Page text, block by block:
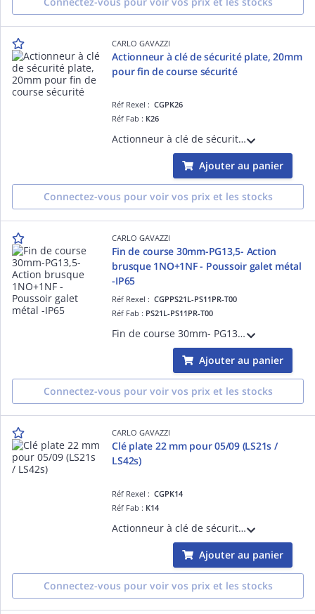
CARLO GAVAZZI
Actionneur à clé de sécurité plate, 20mm
pour fin de course sécurité
Réf Rexel :CGPK26
Réf Fab : K26
Actionneur à clé de sécurité plate, 20mm pour interrupteur fin de course électromécanique de sécurité
Ajouter au panier
Connectez-vous pour voir vos prix et les stocks
CARLO GAVAZZI
Fin de course 30mm-PG13,5- Action
brusque 1NO+1NF - Poussoir galet métal
-IP65
Réf Rexel :CGPPS21L-PS11PR-T00
Réf Fab : PS21L-PS11PR-T00
Fin de course 30mm- PG13,5 - Action brusque 1NO+1NF - Poussoir galet métal - Corps et tête en thermoplastique - IP65
Ajouter au panier
Connectez-vous pour voir vos prix et les stocks
CARLO GAVAZZI
Clé plate 22 mm pour 05/09 (LS21s /
LS42s)
Réf Rexel :CGPK14
Réf Fab : K14
Actionneur à clé de sécurité plate, 22mm pour interrupteur fin de course électromécanique de sécurité
Ajouter au panier
Connectez-vous pour voir vos prix et les stocks